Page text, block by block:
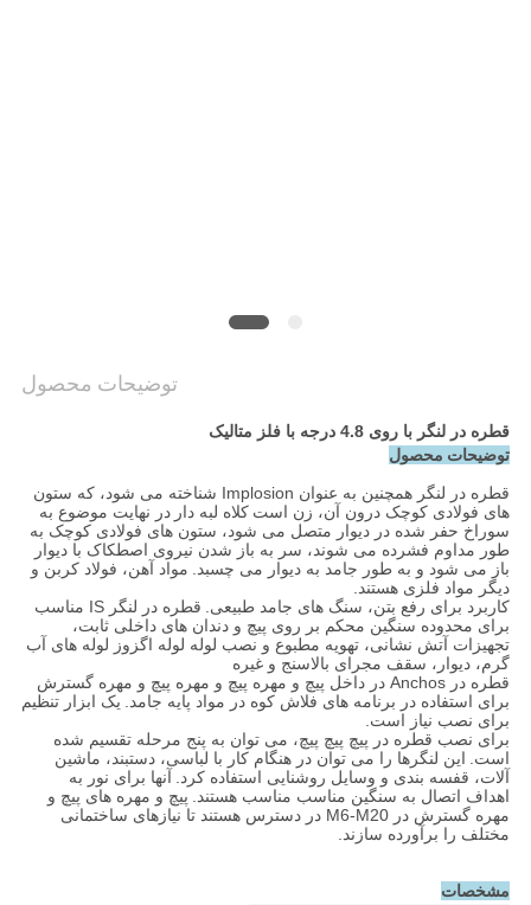
توضیحات محصول
قطره در لنگر با روی 4.8 درجه با فلز متالیک
توضیحات محصول
قطره در لنگر همچنین به عنوان Implosion شناخته می شود، که ستون
های فولادی کوچک درون آن، زن است کلاه لبه دار در نهایت موضوع به
سوراخ حفر شده در دیوار متصل می شود، ستون های فولادی کوچک به
طور مداوم فشرده می شوند، سر به باز شدن نیروی اصطکاک با دیوار
باز می شود و به طور جامد به دیوار می چسبد. مواد آهن، فولاد کربن و
دیگر مواد فلزی هستند.
کاربرد برای رفع بتن، سنگ های جامد طبیعی.
قطره در لنگر IS مناسب
برای محدوده سنگین محکم بر روی پیچ و دندان های داخلی ثابت،
تجهیزات آتش نشانی، تهویه مطبوع و نصب لوله لوله اگزوز لوله های آب
گرم، دیوار، سقف مجرای بالاسنج و غیره
قطره در Anchos در داخل پیچ و مهره پیچ و مهره پیچ و مهره گسترش
برای استفاده در برنامه های فلاش کوه در مواد پایه جامد. یک ابزار تنظیم
برای نصب نیاز است.
برای نصب قطره در پیچ پیچ پیچ، می توان به پنج مرحله تقسیم شده
است. این لنگرها را می توان در هنگام کار با لباسی، دستبند، ماشین
آلات، قفسه بندی و وسایل روشنایی استفاده کرد. آنها برای نور به
اهداف اتصال به سنگین مناسب مناسب هستند. پیچ و مهره های پیچ و
مهره گسترش در M6-M20 در دسترس هستند تا نیازهای ساختمانی
مختلف را برآورده سازند.
مشخصات